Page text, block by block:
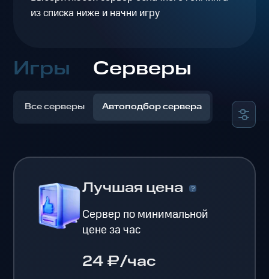
из списка ниже и начни игру
Игры Серверы
Все серверы Автоподбор сервера
Лучшая цена
Сервер по минимальной
цене за час
24 ₽/час